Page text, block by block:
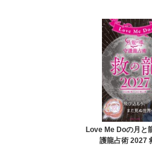
Love Me Doの月と
護龍占術 2027